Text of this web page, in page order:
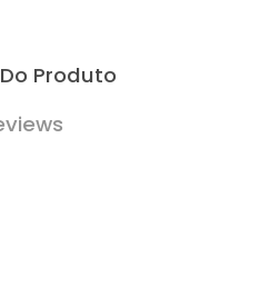
Produto